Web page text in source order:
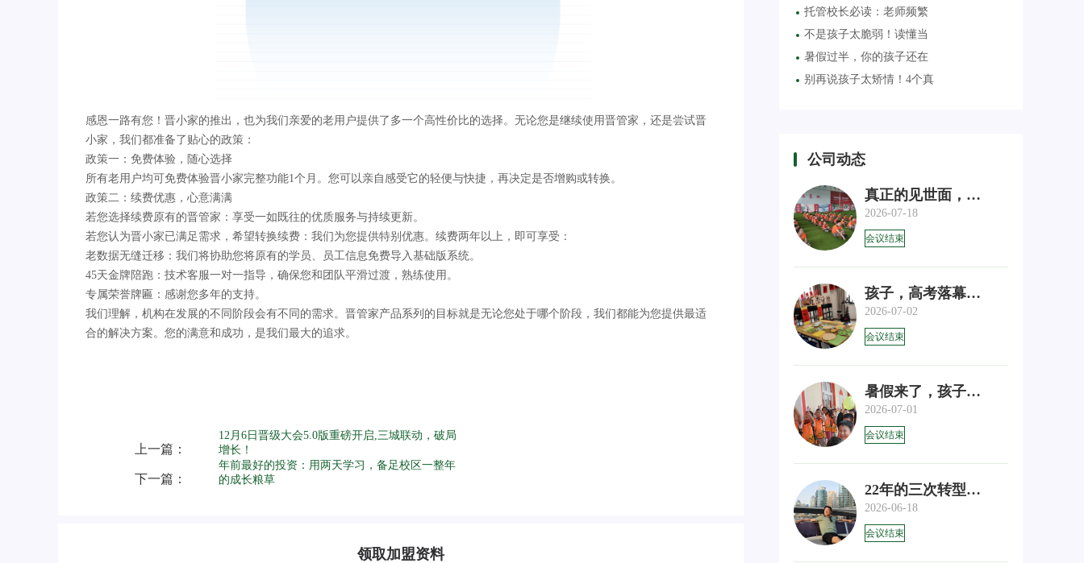
感恩一路有您！晋小家的推出，也为我们亲爱的老用户提供了多一个高性价比的选择。无论您是继续使用晋管家，还是尝试晋
小家，我们都准备了贴心的政策：
政策一：免费体验，随心选择
所有老用户均可免费体验晋小家完整功能1个月。您可以亲自感受它的轻便与快捷，再决定是否增购或转换。
政策二：续费优惠，心意满满
若您选择续费原有的晋管家：享受一如既往的优质服务与持续更新。
若您认为晋小家已满足需求，希望转换续费：我们为您提供特别优惠。续费两年以上，即可享受：
老数据无缝迁移：我们将协助您将原有的学员、员工信息免费导入基础版系统。
45天金牌陪跑：技术客服一对一指导，确保您和团队平滑过渡，熟练使用。
专属荣誉牌匾：感谢您多年的支持。
我们理解，机构在发展的不同阶段会有不同的需求。晋管家产品系列的目标就是无论您处于哪个阶段，我们都能为您提供最适
合的解决方案。您的满意和成功，是我们最大的追求。
上一篇：
12月6日晋级大会5.0版重磅开启,三城联动，破局
增长！
下一篇：
年前最好的投资：用两天学习，备足校区一整年
的成长粮草
领取加盟资料
托管校长必读：老师频繁
不是孩子太脆弱！读懂当
暑假过半，你的孩子还在
别再说孩子太矫情！4个真
公司动态
真正的见世面，从不是花
2026-07-18
会议结束
孩子，高考落幕，这几句
2026-07-02
会议结束
暑假来了，孩子去哪儿？
2026-07-01
会议结束
22年的三次转型，每一次都
2026-06-18
会议结束